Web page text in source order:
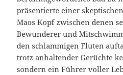
präsentierte einer
Maos Kopf zwischen denen
Bewunderer und
den schlammigen Fluten
trotz anhaltender Gerüchte
sondern ein Führer voller